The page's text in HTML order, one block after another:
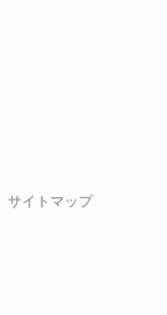
サイトマップ